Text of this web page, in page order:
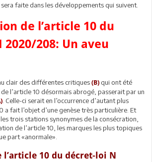
faite dans les développements qui suivent.
de l’article 10 du
208: Un aveu
clair des différentes critiques (B) qui ont été
l’article 10 désormais abrogé, passerait par un
. Celle-ci serait en l’occurrence d’autant plus
a fait l’objet d’une genèse très particulière. Et
trois stations synonymes de la consécration,
de l’article 10, les marques les plus topiques
part «anormale».
l’article 10 du décret-loi N